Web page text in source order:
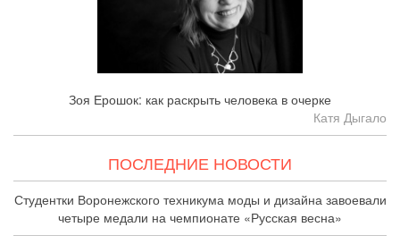
Зоя Ерошок: как раскрыть человека в очерке
Катя Дыгало
ПОСЛЕДНИЕ НОВОСТИ
Студентки Воронежского техникума моды и дизайна завоевали
четыре медали на чемпионате «Русская весна»